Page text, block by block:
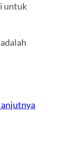
untuk
adalah